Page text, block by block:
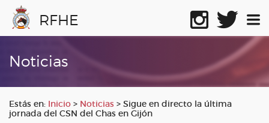
RFHE
Noticias
Estás en: Inicio > Noticias > Sigue en directo la última
jornada del CSN del Chas en Gijón